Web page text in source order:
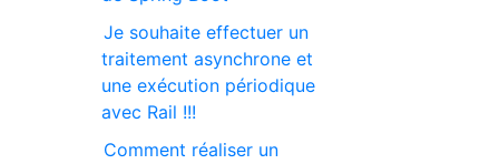
Je souhaite effectuer un
traitement asynchrone et
une exécution périodique
avec Rail !!!
Comment réaliser un